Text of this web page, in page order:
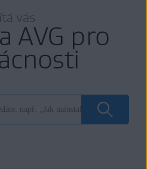
vás
AVG pro